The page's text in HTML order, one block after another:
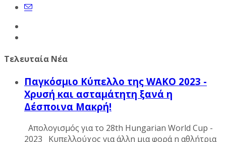
Τελευταία Νέα
Παγκόσμιο Κύπελλο της WAKO 2023 -
Χρυσή και ασταμάτητη ξανά η
Δέσποινα Μακρή!
Απολογισμός για το 28th Hungarian World Cup -
2023 Κυπελλούχος για άλλη μια φορά η αθλήτρια